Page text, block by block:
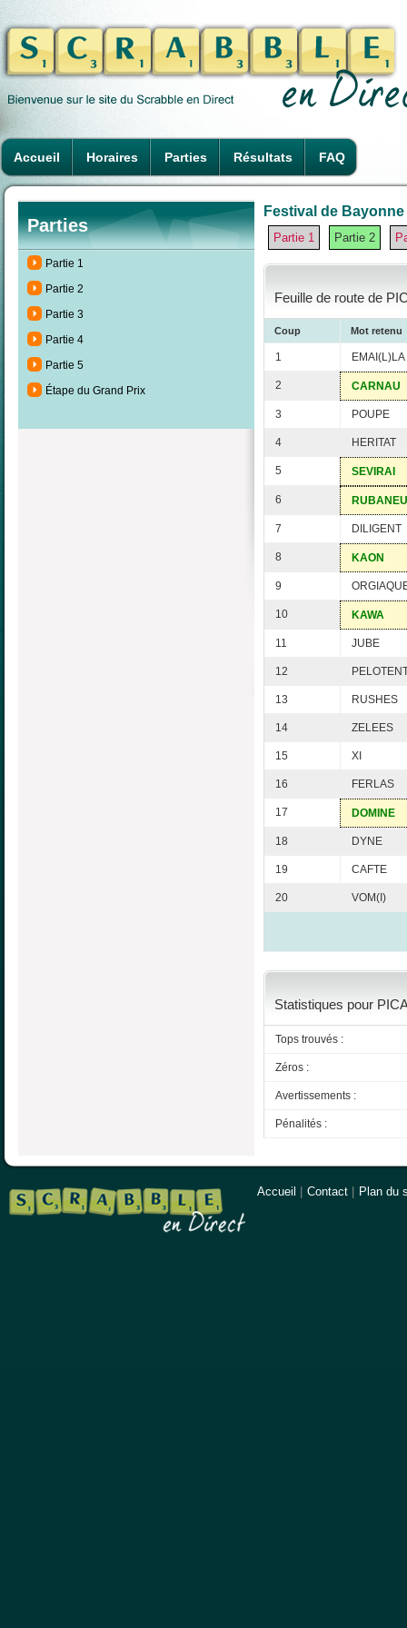
Accueil Horaires Parties Résultats FAQ
Parties
Partie 1
Partie 2
Partie 3
Partie 4
Partie 5
Étape du Grand Prix
Festival de
Partie 1 Partie 2
Feuille de route de
Coup Mot retenu
1 EMAI(L)LA
2 CARNAU
3 POUPE
4 HERITAT
5 SEVIRAI
6
7 DILIGENT
8 KAON
9
10 KAWA
11 JUBE
12
13 RUSHES
14 ZELEES
15 XI
16 FERLAS
17 DOMINE
18 DYNE
19 CAFTE
20 VOM(I)
Statistiques pour
Tops trouvés :
Zéros :
Avertissements :
Pénalités :
Accueil Contact Plan du